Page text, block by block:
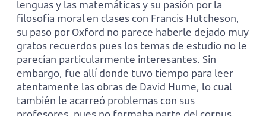
lenguas y las matemáticas y su pasión por la
filosofía moral en clases con Francis Hutcheson,
su paso por Oxford no parece haberle dejado muy
gratos recuerdos pues los temas de estudio no le
parecían particularmente interesantes. Sin
embargo, fue allí donde tuvo tiempo para leer
atentamente las obras de David Hume, lo cual
también le acarreó problemas con sus